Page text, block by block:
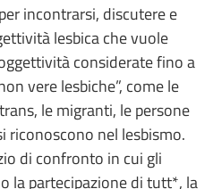
incontrarsi, discutere e
lesbica che vuole
considerate fino a
vere lesbiche”, come le
le migranti, le persone
riconoscono nel lesbismo.
di confronto in cui gli
la partecipazione di tutt*, la